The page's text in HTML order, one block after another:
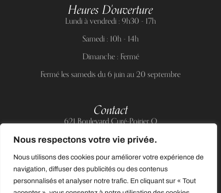
Nous respectons votre vie privée.
Nous utilisons des cookies pour améliorer votre expérience de
navigation, diffuser des publicités ou des contenus
personnalisés et analyser notre trafic. En cliquant sur « Tout
Heures D'ouverture
Lundi à vendredi : 9h30 - 17h
Samedi : 10h - 14h
Dimanche : Fermé
Fermé les samedis du 6 juin au 20 septembre
Contact
621 Boulevard Curé-Poirier O
Courriel :support@allnailandbeauty.com